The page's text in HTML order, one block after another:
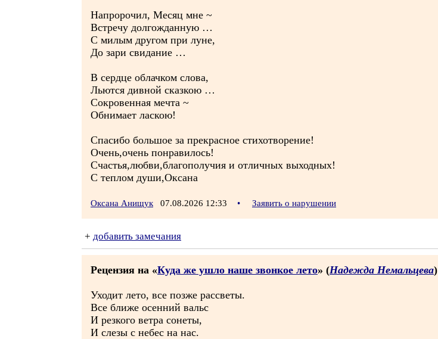
Напророчил, Месяц мне ~
Встречу долгожданную …
С милым другом при луне,
До зари свидание …
В сердце облачком слова,
Льются дивной сказкою …
Сокровенная мечта ~
Обнимает ласкою!
Спасибо большое за прекрасное стихотворение!
Очень,очень понравилось!
Счастья,любви,благополучия и отличных выходных!
С теплом души,Оксана
Оксана Анищук 07.08.2026 12:33 • Заявить о нарушении
+ добавить замечания
Рецензия на «Куда же ушло наше звонкое лето» (Надежда Немальцева)
Уходит лето, все позже рассветы.
Все ближе осенний вальс
И резкого ветра сонеты,
И слезы с небес на нас.